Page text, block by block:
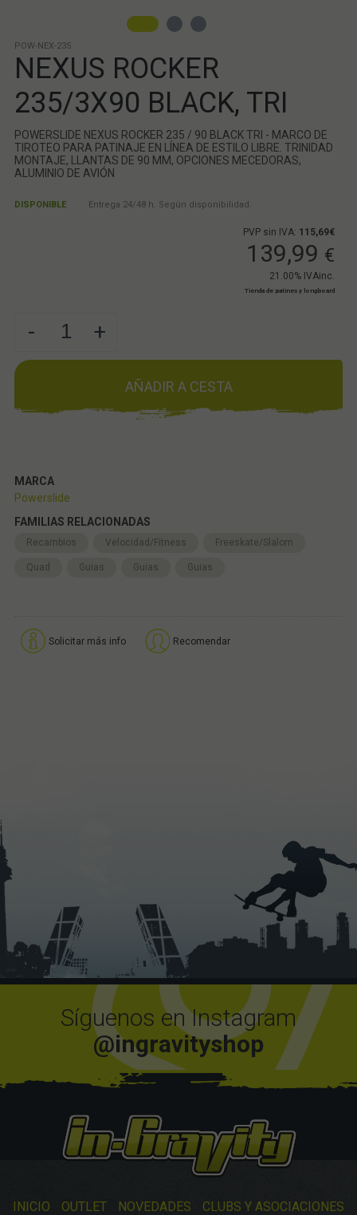
POW-NEX-235
NEXUS ROCKER
235/3X90 BLACK, TRI
POWERSLIDE NEXUS ROCKER 235 / 90 BLACK TRI - MARCO DE
TIROTEO PARA PATINAJE EN LÍNEA DE ESTILO LIBRE. TRINIDAD
MONTAJE, LLANTAS DE 90 MM, OPCIONES MECEDORAS,
ALUMINIO DE AVIÓN
DISPONIBLE Entrega 24/48 h. Según disponibilidad.
PVP sin IVA: 115,69€
139,99 €
21.00% IVAinc.
Tienda de patines y longboard
- +
AÑADIR A CESTA
MARCA
Powerslide
FAMILIAS RELACIONADAS
Recambios Velocidad/Fitness Freeskate/Slalom
Quad Guias Guias Guias
Solicitar más info Recomendar
Síguenos en Instagram
@ingravityshop
INICIO OUTLET NOVEDADES
CLUBS Y ASOCIACIONES